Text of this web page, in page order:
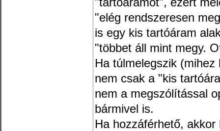
"elég rendszeresen
is egy kis tartóáram
"többet áll mint megy.
Ha túlmelegszik
nem csak a "kis
nem a megszólítással
bármivel is.
Ha hozzáférhető,